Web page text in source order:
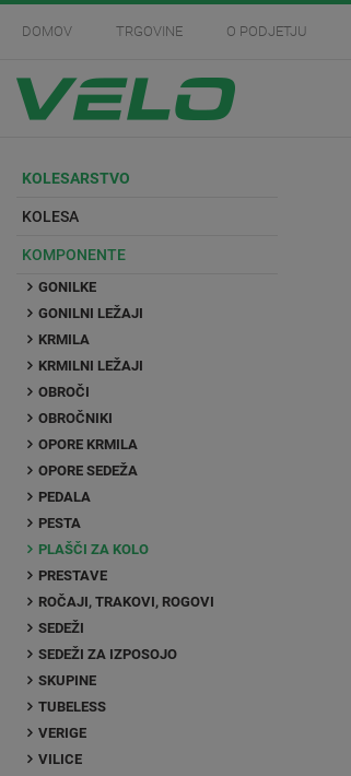
DOMOV TRGOVINE O PODJETJU
KOLESARSTVO
KOLESA
KOMPONENTE
GONILKE
GONILNI LEŽAJI
KRMILA
KRMILNI LEŽAJI
OBROČI
OBROČNIKI
OPORE KRMILA
OPORE SEDEŽA
PEDALA
PESTA
PLAŠČI ZA KOLO
PRESTAVE
ROČAJI, TRAKOVI, ROGOVI
SEDEŽI
SEDEŽI ZA IZPOSOJO
SKUPINE
TUBELESS
VERIGE
VILICE